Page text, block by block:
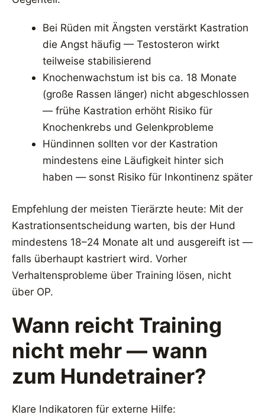
Bei Rüden mit Ängsten verstärkt Kastration
die Angst häufig — Testosteron wirkt
teilweise stabilisierend
Knochenwachstum ist bis ca. 18 Monate
(große Rassen länger) nicht abgeschlossen
— frühe Kastration erhöht Risiko für
Knochenkrebs und Gelenkprobleme
Hündinnen sollten vor der Kastration
mindestens eine Läufigkeit hinter sich
haben — sonst Risiko für Inkontinenz später
Empfehlung der meisten Tierärzte heute: Mit der
Kastrationsentscheidung warten, bis der Hund
mindestens 18–24 Monate alt und ausgereift ist —
falls überhaupt kastriert wird. Vorher
Verhaltensprobleme über Training lösen, nicht
über OP.
Wann reicht Training
nicht mehr — wann
zum Hundetrainer?
Klare Indikatoren für externe Hilfe: